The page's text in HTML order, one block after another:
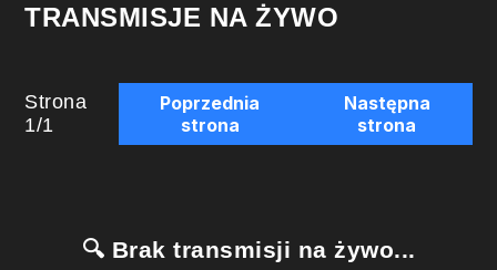
TRANSMISJE NA ŻYWO
Strona
1/1
Poprzednia
strona
Następna
strona
🔍 Brak transmisji na żywo...